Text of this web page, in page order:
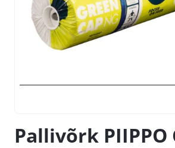
Pallivõrk PIIPPO